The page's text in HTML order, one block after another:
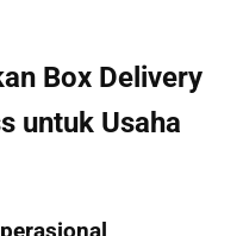
Box Delivery
untuk Usaha